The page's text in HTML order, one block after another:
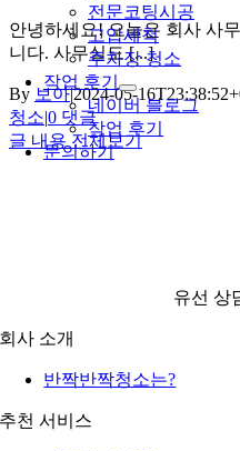
전문코팅시공
고압세척
주차장 청소
작업 후기
네이버 블로그
작업 후기
문의하기
안녕하세요! 오늘은 회사 사
니다. 사무실도 [...]
By 보아|2024-05-
청소|0 댓글
글 내용 전체보기
유선 상
회사 소개
반짝반짝청소는?
추천 서비스